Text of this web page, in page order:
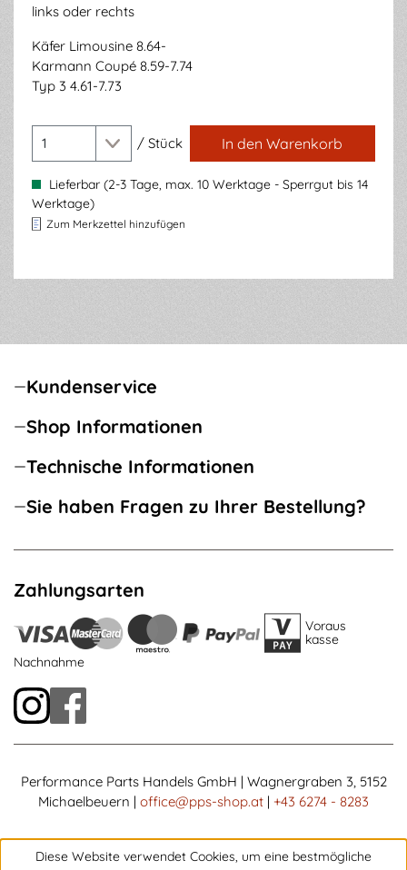
links oder rechts
Käfer Limousine 8.64-
Karmann Coupé 8.59-7.74
Typ 3 4.61-7.73
/ Stück In den Warenkorb
Lieferbar (2-3 Tage, max. 10 Werktage - Sperrgut bis 14
Werktage)
Zum Merkzettel hinzufügen
Kundenservice
Shop Informationen
Technische Informationen
Sie haben Fragen zu Ihrer Bestellung?
Zahlungsarten
Voraus
kasse
Nachnahme
Performance Parts Handels GmbH | Wagnergraben 3, 5152
Michaelbeuern | office@pps-shop.at | +43 6274 - 8283
Diese Website verwendet Cookies, um eine bestmögliche